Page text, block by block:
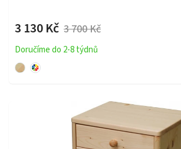
3 130 Kč 3 700 Kč
Doručíme do 2-8 týdnů